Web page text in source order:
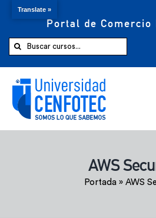
Portal de Comercio
Buscar:
Comprar ahora
AWS
Portada» AWS
Translate »